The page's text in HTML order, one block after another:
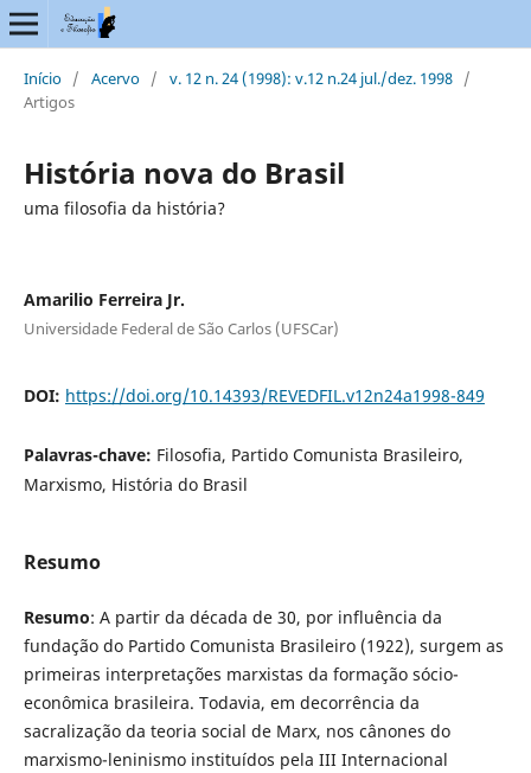
Início / Acervo / v. 12 n. 24 (1998): v.12 n.24 jul./dez. 1998 /
Artigos
História nova do Brasil
uma filosofia da história?
Amarilio Ferreira Jr.
Universidade Federal de São Carlos (UFSCar)
DOI: https://doi.org/10.14393/REVEDFIL.v12n24a1998-849
Palavras-chave: Filosofia, Partido Comunista Brasileiro,
Marxismo, História do Brasil
Resumo
Resumo: A partir da década de 30, por influência da
fundação do Partido Comunista Brasileiro (1922), surgem as
primeiras interpretações marxistas da formação sócio-
econômica brasileira. Todavia, em decorrência da
sacralização da teoria social de Marx, nos cânones do
marxismo-leninismo instituídos pela III Internacional